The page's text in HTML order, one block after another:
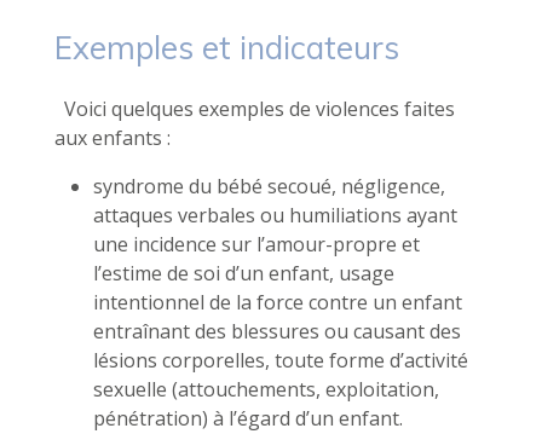
Exemples et indicateurs
Voici quelques exemples de violences faites
aux enfants :
syndrome du bébé secoué, négligence,
attaques verbales ou humiliations ayant
une incidence sur l’amour-propre et
l’estime de soi d’un enfant, usage
intentionnel de la force contre un enfant
entraînant des blessures ou causant des
lésions corporelles, toute forme d’activité
sexuelle (attouchements, exploitation,
pénétration) à l’égard d’un enfant.